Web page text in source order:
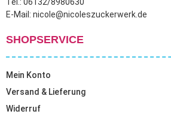
E-Mail: nicole@nicoleszuckerwerk.de
SHOPSERVICE
Mein Konto
Versand & Lieferung
Widerruf